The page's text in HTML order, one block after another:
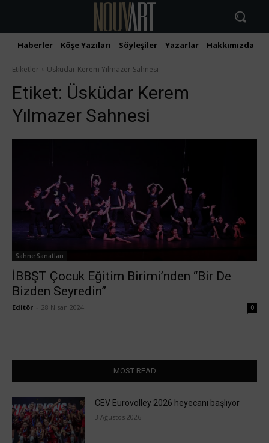
Haberler Köşe Yazıları Söyleşiler Yazarlar Hakkımızda
Etiketler Üsküdar Kerem Yılmazer Sahnesi
Etiket: Üsküdar Kerem
Yılmazer Sahnesi
Sahne Sanatları
İBBŞT Çocuk Eğitim Birimi’nden “Bir De
Bizden Seyredin”
Editör 28 Nisan 2024 0
MOST READ
CEV Eurovolley 2026 heyecanı başlıyor
3 Ağustos 2026